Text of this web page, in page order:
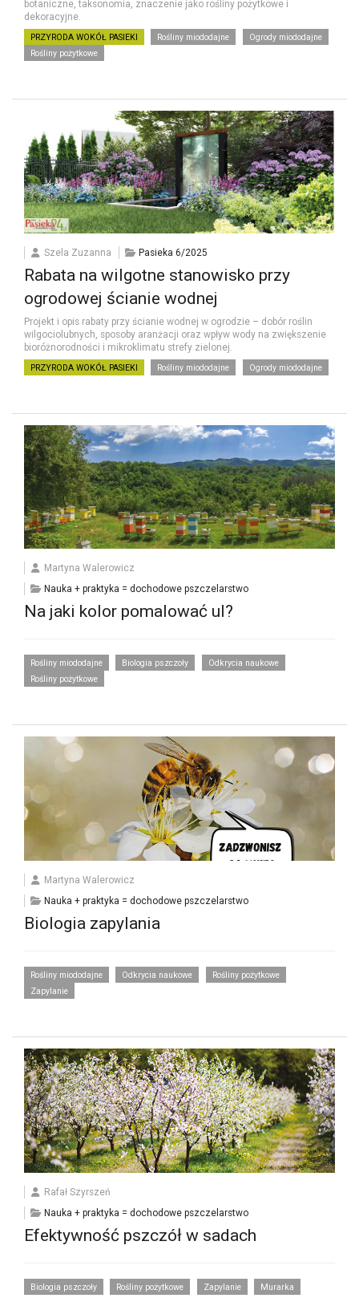
botaniczne, taksonomia, znaczenie jako rośliny pożytkowe i
dekoracyjne.
PRZYRODA WOKÓŁ PASIEKI Rośliny miododajne
Ogrody miododajne
Rośliny pożytkowe
Szela Zuzanna Pasieka 6/2025
Rabata na wilgotne stanowisko przy
ogrodowej ścianie wodnej
Projekt i opis rabaty przy ścianie wodnej w ogrodzie – dobór roślin
wilgociolubnych, sposoby aranżacji oraz wpływ wody na zwiększenie
bioróżnorodności i mikroklimatu strefy zielonej.
PRZYRODA WOKÓŁ PASIEKI Rośliny miododajne Ogrody miododajne
Martyna Walerowicz
Nauka + praktyka = dochodowe pszczelarstwo
Na jaki kolor pomalować ul?
Rośliny miododajne Biologia pszczoły
Odkrycia naukowe
Rośliny pożytkowe
Martyna Walerowicz
Nauka + praktyka = dochodowe pszczelarstwo
Biologia zapylania
Rośliny miododajne Odkrycia naukowe
Rośliny pożytkowe
Zapylanie
Rafał Szyrszeń
Nauka + praktyka = dochodowe pszczelarstwo
Efektywność pszczół w sadach
Biologia pszczoły Rośliny pożytkowe Zapylanie Murarka